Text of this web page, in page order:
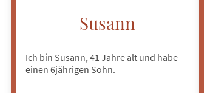
Susann
Ich bin Susann, 41 Jahre alt und habe
einen 6jährigen Sohn.